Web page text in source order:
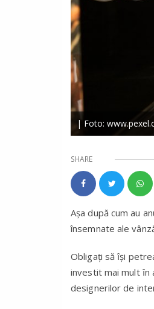
| Foto:
SHARE
Așa după cum au
însemnate ale
Obligaţi să ȋşi
investit mai mult ȋn
designerilor de